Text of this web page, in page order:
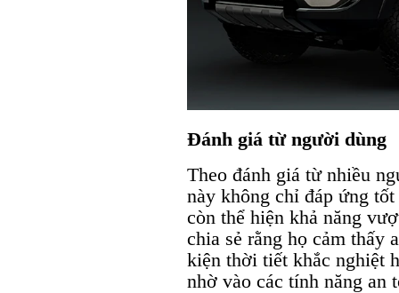
Đánh giá từ người dùng
Theo đánh giá từ nhiều
này không chỉ đáp ứng
còn thể hiện khả năng
chia sẻ rằng họ cảm thấy
kiện thời tiết khắc nghiệt
nhờ vào các tính năng an